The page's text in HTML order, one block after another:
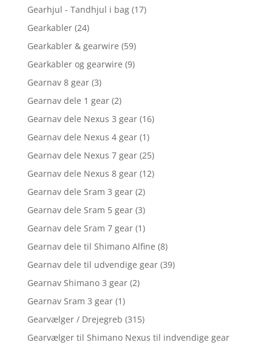
Gearhjul - Tandhjul i bag (17)
Gearkabler (24)
Gearkabler & gearwire (59)
Gearkabler og gearwire (9)
Gearnav 8 gear (3)
Gearnav dele 1 gear (2)
Gearnav dele Nexus 3 gear (16)
Gearnav dele Nexus 4 gear (1)
Gearnav dele Nexus 7 gear (25)
Gearnav dele Nexus 8 gear (12)
Gearnav dele Sram 3 gear (2)
Gearnav dele Sram 5 gear (3)
Gearnav dele Sram 7 gear (1)
Gearnav dele til Shimano Alfine (8)
Gearnav dele til udvendige gear (39)
Gearnav Shimano 3 gear (2)
Gearnav Sram 3 gear (1)
Gearvælger / Drejegreb (315)
Gearvælger til Shimano Nexus til indvendige gear